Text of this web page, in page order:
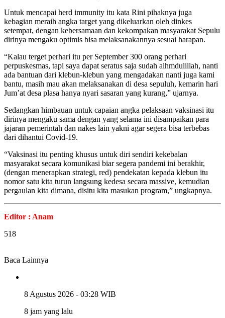
Untuk mencapai herd immunity itu kata Rini pihaknya juga
kebagian meraih angka target yang dikeluarkan oleh dinkes
setempat, dengan kebersamaan dan kekompakan masyarakat Sepulu
dirinya mengaku optimis bisa melaksanakannya sesuai harapan.
“Kalau terget perhari itu per September 300 orang perhari
perpuskesmas, tapi saya dapat seratus saja sudah alhmdulillah, nanti
ada bantuan dari klebun-klebun yang mengadakan nanti juga kami
bantu, masih mau akan melaksanakan di desa sepuluh, kemarin hari
Jum’at desa plasa hanya nyari sasaran yang kurang,” ujarnya.
Sedangkan himbauan untuk capaian angka pelaksaan vaksinasi itu
dirinya mengaku sama dengan yang selama ini disampaikan para
jajaran pemerintah dan nakes lain yakni agar segera bisa terbebas
dari dihantui Covid-19.
“Vaksinasi itu penting khusus untuk diri sendiri kekebalan
masyarakat secara komunikasi biar segera pandemi ini berakhir,
(dengan menerapkan strategi, red) pendekatan kepada klebun itu
nomor satu kita turun langsung kedesa secara massive, kemudian
pergaulan kita dimana, disitu kita masukan program,” ungkapnya.
Editor : Anam
518
Baca Lainnya
8 Agustus 2026 - 03:28 WIB
8 jam yang lalu